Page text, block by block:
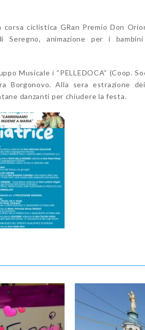
ciclistica GRan Premio Don
Seregno, animazione per i
Musicale i “PELLEDOCA” (Coop.
Borgonovo. Alla sera estrazione
danzanti per chiudere la festa.